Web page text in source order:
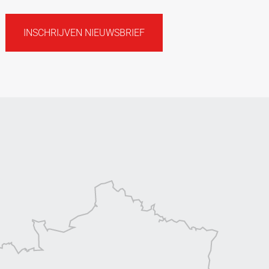
INSCHRIJVEN NIEUWSBRIEF